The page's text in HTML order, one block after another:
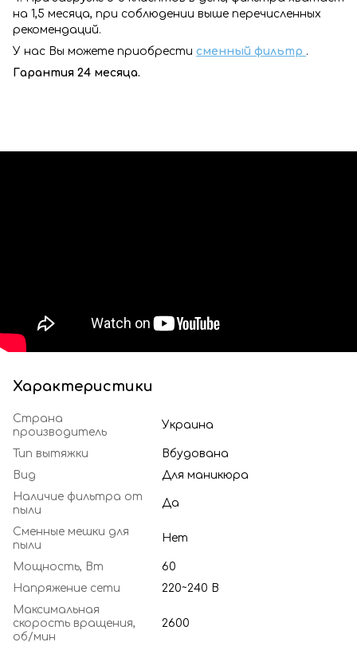
на 1,5 месяца, при соблюдении выше перечисленных
рекомендаций.
У нас Вы можете приобрести сменный фильтр .
Гарантия 24 месяца.
Характеристики
Страна
производитель
Украина
Тип вытяжки
Вбудована
Вид
Для маникюра
Наличие фильтра от
пыли
Да
Сменные мешки для
пыли
Нет
Мощность, Вт
60
Напряжение сети
220~240 В
Максимальная
скорость вращения,
об/мин
2600